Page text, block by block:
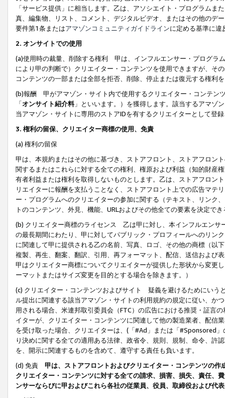
「サービス提供」に相当します。乙は、アソシエイト・プログラム
真、編集物、リスト、コメント、デジタルビデオ、またはその他のデ
要件第1条またはアマゾンコミュニティガイドラインに定める基準に違
2. オンサイトでの使用
(a)使用時の裁量、削除する権利 甲は、インフルエンサー・プログラ
により甲の判断で）クリエイター・コンテンツを使用できますが、そ
コンテンツの一部または全部を拒否、削除、停止または復元する権利
(b)報酬 甲がアマゾン・サイト内で使用するクリエイター・コンテン
「オンサイト紹介料」といいます。）を獲得します。該当するアマゾ
当アマゾン・サイトに専用のストアIDを有するクリエイターとして登
3. 権利の留保、クリエイター商標の使用、免責
(a) 権利の留保
甲は、本規約またはその他に基づき、ストアフロント、ストアフロン
関するまたはこれらに対する全ての権利、権原および利益（知的財産
有者利益または権利を取得しないものとします。乙は、ストアフロン
リエイターに報酬を支払うことなく、ストアフロント上での広告マテ
ー・プログラムへのクリエイターの参加に関する（テキスト、リンク
トのコンテンツ、外見、機能、URLおよびその他全ての要素を決定で
(b) クリエイター商標のライセンス 乙は甲に対し、本インフルエンサ
の最長期間にわたり、甲に対してパブリック・プロフィールへのリン
に関連して甲に提供される乙の名前、写真、ロゴ、その他の商標（以
複製、再生、翻案、翻訳、引用、再フォーマット、配信、送信および
甲はクリエイター商標についてクリエイターが提供した形状から変更
ーマットまたはサイズ変更を目的とする場合を除きます。）
(c) クリエイター・コンテンツおよびサイト 疑義を避けるためにいう
ル提出に関連する該当アマゾン・サイトの利用規約の規定に従い、か
用される場合、米連邦取引委員会（FTC）の広告における推奨・証言
イターが、クリエイター・コンテンツに関連して他の製造業者、配信
を受け取った場合、クリエイターは、(「#Ad」または「#Sponsored
り決めに関する全ての適用ある法律、政省令、規則、規制、命令、許
を、開示に関連するものを含めて、遵守する責任も負います。
(d) 免責 甲は、ストアフロントおよびクリエイター・コンテンツの
クリエイター・コンテンツに対する全ての請求、損害、損失、責任、
ンサーならびに甲およびこれら各社の従業員、役員、取締役および代